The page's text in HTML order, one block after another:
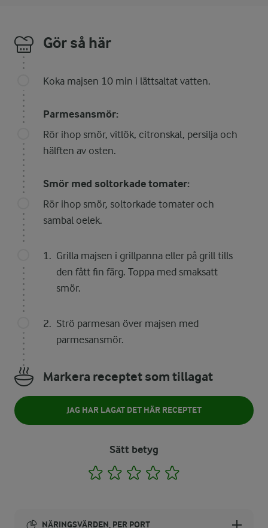
Gör så här
Koka majsen 10 min i lättsaltat vatten.
Parmesansmör:
Rör ihop smör, vitlök, citronskal, persilja och
hälften av osten.
Smör med soltorkade tomater:
Rör ihop smör, soltorkade tomater och
sambal oelek.
Grilla majsen i grillpanna eller på grill tills
den fått fin färg. Toppa med smaksatt
smör.
Strö parmesan över majsen med
parmesansmör.
Markera receptet som tillagat
JAG HAR LAGAT DET HÄR RECEPTET
Sätt betyg
1 2 3 4
NÄRINGSVÄRDEN, PER PORT